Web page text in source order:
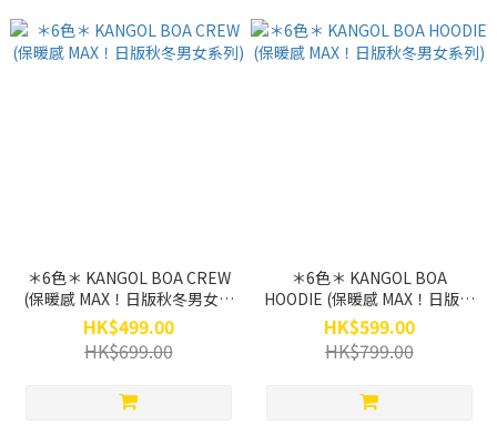
＊6色＊ KANGOL BOA CREW
(保暖感 MAX！日版秋冬男女系
列)
HK$499.00
HK$699.00
＊6色＊ KANGOL BOA
HOODIE (保暖感 MAX！日版秋
冬男女系列)
HK$599.00
HK$799.00